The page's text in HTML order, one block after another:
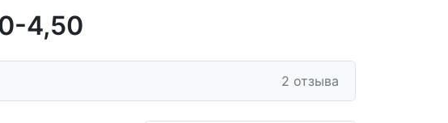
4,50
2 отзыва